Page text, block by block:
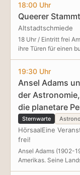
18:00 Uhr
Queerer
Altstadtschmiede
18 Uhr / Eintritt frei
ihre Türen für einen
queeren Stammtisch.
queere Menschen
vernetzen, ganz
Stammtisch findet
Altstadtschmiede
alle, die sich der
solidarisch zeigen
Label, laut oder leise,
euch!
19:30 Uhr
Ansel Adams
der
die planetare
Sternwarte
HörsaalEine
frei!
Ansel Adams (1902-
Amerikas. Seine
ästhetischer und